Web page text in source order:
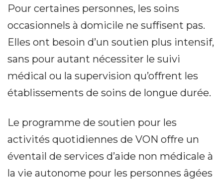
Pour certaines personnes, les soins
occasionnels à domicile ne suffisent pas.
Elles ont besoin d’un soutien plus intensif,
sans pour autant nécessiter le suivi
médical ou la supervision qu’offrent les
établissements de soins de longue durée.
Le programme de soutien pour les
activités quotidiennes de VON offre un
éventail de services d’aide non médicale à
la vie autonome pour les personnes âgées